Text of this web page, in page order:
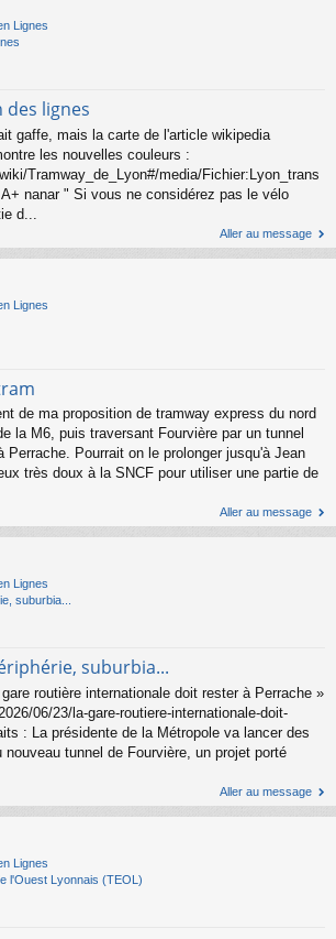
Lignes
des lignes
gaffe, mais la carte de l'article wikipedia
les nouvelles couleurs :
Tramway_de_Lyon#/media/Fichier:Lyon_trans
nanar " Si vous ne considérez pas le vélo
d...
Aller au message
Lignes
de ma proposition de tramway express du nord
la M6, puis traversant Fourvière par un tunnel
Perrache. Pourrait on le prolonger jusqu'à Jean
très doux à la SNCF pour utiliser une partie de
Aller au message
Lignes
suburbia...
suburbia...
routière internationale doit rester à Perrache »
06/23/la-gare-routiere-internationale-doit-
: La présidente de la Métropole va lancer des
tunnel de Fourvière, un projet porté
Aller au message
Lignes
l'Ouest Lyonnais (TEOL)